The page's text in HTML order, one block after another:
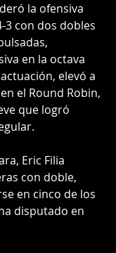
la ofensiva
3 con dos dobles
en la octava
elevó a
el Round Robin,
que logró
Eric Filia
con doble,
en cinco de los
disputado en